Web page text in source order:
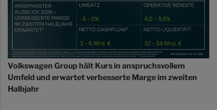
Volkswagen Group hält Kurs in anspruchsvollem
Umfeld und erwartet verbesserte Marge im zweiten
Halbjahr